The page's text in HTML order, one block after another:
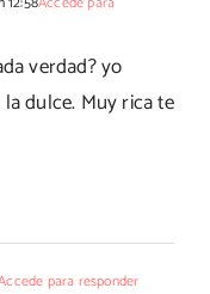
verdad? yo
dulce. Muy rica te
para responder